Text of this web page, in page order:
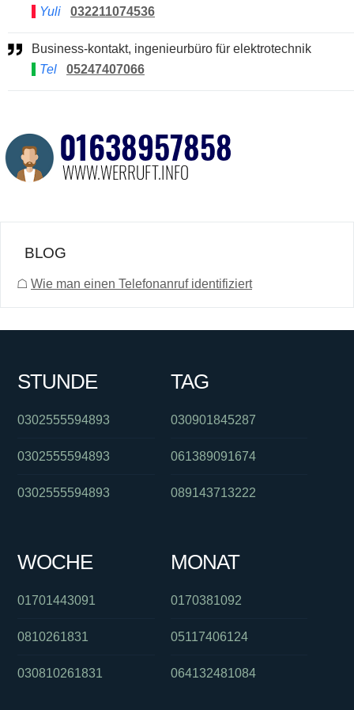
Yuli
032211074536
Business-kontakt, ingenieurbüro für elektrotechnik
Tel
05247407066
BLOG
☖ Wie man einen Telefonanruf identifiziert
STUNDE
0302555594893
0302555594893
0302555594893
TAG
030901845287
061389091674
089143713222
WOCHE
01701443091
0810261831
030810261831
MONAT
0170381092
05117406124
064132481084